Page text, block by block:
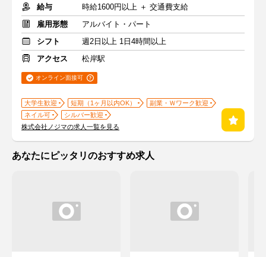
給与
時給1600円以上 ＋ 交通費支給
雇用形態
アルバイト・パート
シフト
週2日以上 1日4時間以上
アクセス
松岸駅
オンライン面接可
大学生歓迎 短期（1ヶ月以内OK）
副業・Ｗワーク歓迎
ネイル可
シルバー歓迎
株式会社ノジマの求人一覧を見る
あなたにピッタリのおすすめ求人